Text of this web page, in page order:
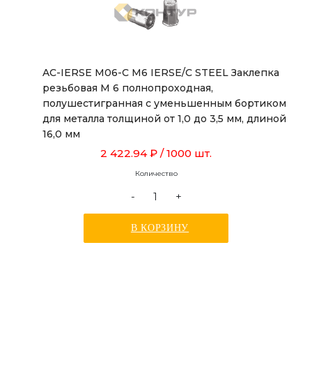
AC-IERSE M06-C M6 IERSE/C STEEL Заклепка
резьбовая М 6 полнопроходная,
полушестигранная с уменьшенным бортиком
для металла толщиной от 1,0 до 3,5 мм, длиной
16,0 мм
2 422.94 ₽ / 1000 шт.
Количество
- +
В КОРЗИНУ